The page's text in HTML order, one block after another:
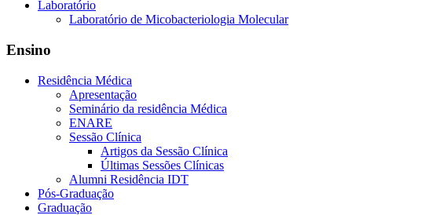
Laboratório
Laboratório de Micobacteriologia Molecular
Ensino
Residência Médica
Apresentação
Seminário da residência Médica
ENARE
Sessão Clínica
Artigos da Sessão Clínica
Últimas Sessões Clínicas
Alumni Residência IDT
Pós-Graduação
Graduação